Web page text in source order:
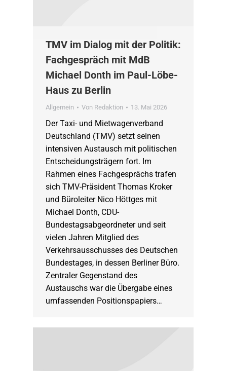
TMV im Dialog mit der Politik:
Fachgespräch mit MdB
Michael Donth im Paul-Löbe-
Haus zu Berlin
Allgemein Von Redaktion 13. Mai 2026
Der Taxi- und Mietwagenverband
Deutschland (TMV) setzt seinen
intensiven Austausch mit politischen
Entscheidungsträgern fort. Im
Rahmen eines Fachgesprächs trafen
sich TMV-Präsident Thomas Kroker
und Büroleiter Nico Höttges mit
Michael Donth, CDU-
Bundestagsabgeordneter und seit
vielen Jahren Mitglied des
Verkehrsausschusses des Deutschen
Bundestages, in dessen Berliner Büro.
Zentraler Gegenstand des
Austauschs war die Übergabe eines
umfassenden Positionspapiers…